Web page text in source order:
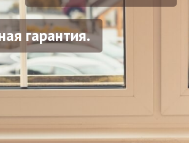
гарантия.